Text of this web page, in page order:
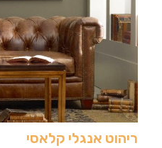
ריהוט אנגלי קלאסי